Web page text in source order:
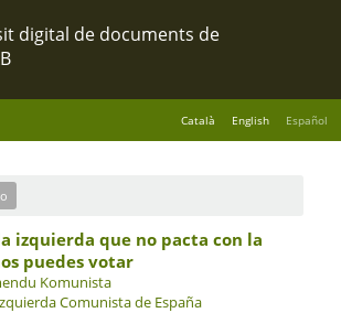
Català English Español
izquierda que no pacta con la
puedes votar
Komunista
Comunista de España